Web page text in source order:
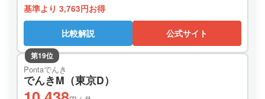
基準より 3,763円お得
比較解説 公式サイト
第19位
Pontaでんき
でんきM（東京D）